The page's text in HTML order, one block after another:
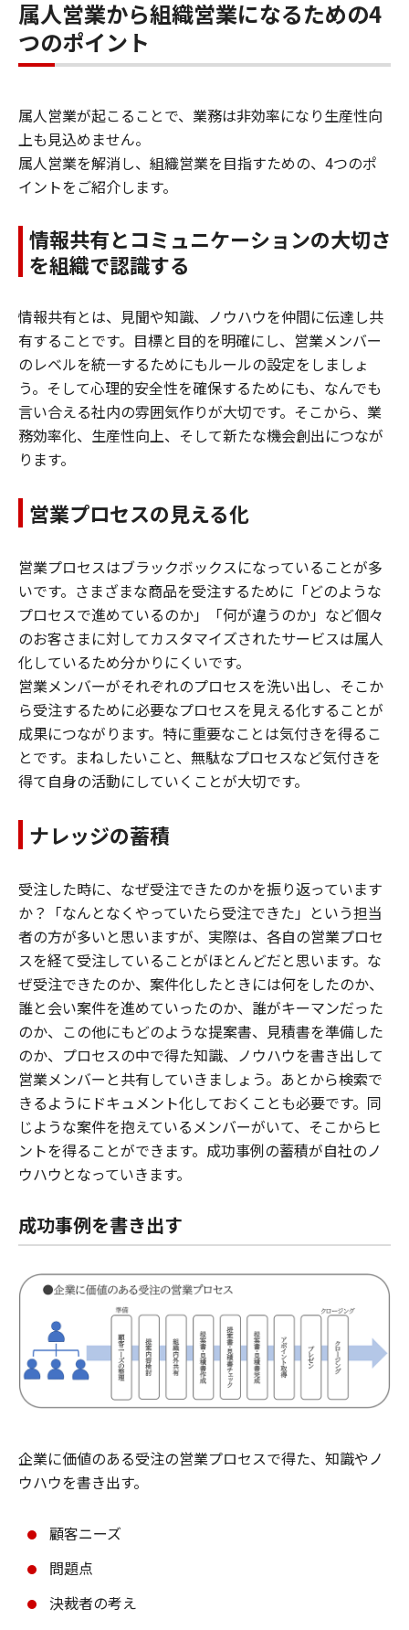
属人営業から組織営業になるための4
つのポイント
属人営業が起こることで、業務は非効率になり生産性向
上も見込めません。
属人営業を解消し、組織営業を目指すための、4つのポ
イントをご紹介します。
情報共有とコミュニケーションの大切さ
を組織で認識する
情報共有とは、見聞や知識、ノウハウを仲間に伝達し共
有することです。目標と目的を明確にし、営業メンバー
のレベルを統一するためにもルールの設定をしましょ
う。そして心理的安全性を確保するためにも、なんでも
言い合える社内の雰囲気作りが大切です。そこから、業
務効率化、生産性向上、そして新たな機会創出につなが
ります。
営業プロセスの見える化
営業プロセスはブラックボックスになっていることが多
いです。さまざまな商品を受注するために「どのような
プロセスで進めているのか」「何が違うのか」など個々
のお客さまに対してカスタマイズされたサービスは属人
化しているため分かりにくいです。
営業メンバーがそれぞれのプロセスを洗い出し、そこか
ら受注するために必要なプロセスを見える化することが
成果につながります。特に重要なことは気付きを得るこ
とです。まねしたいこと、無駄なプロセスなど気付きを
得て自身の活動にしていくことが大切です。
ナレッジの蓄積
受注した時に、なぜ受注できたのかを振り返っています
か？「なんとなくやっていたら受注できた」という担当
者の方が多いと思いますが、実際は、各自の営業プロセ
スを経て受注していることがほとんどだと思います。な
ぜ受注できたのか、案件化したときには何をしたのか、
誰と会い案件を進めていったのか、誰がキーマンだった
のか、この他にもどのような提案書、見積書を準備した
のか、プロセスの中で得た知識、ノウハウを書き出して
営業メンバーと共有していきましょう。あとから検索で
きるようにドキュメント化しておくことも必要です。同
じような案件を抱えているメンバーがいて、そこからヒ
ントを得ることができます。成功事例の蓄積が自社のノ
ウハウとなっていきます。
成功事例を書き出す
企業に価値のある受注の営業プロセスで得た、知識やノ
ウハウを書き出す。
顧客ニーズ
問題点
決裁者の考え